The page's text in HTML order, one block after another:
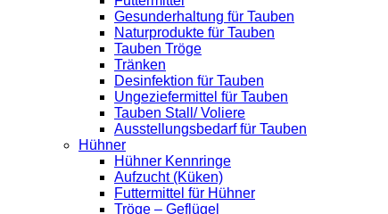
Gesunderhaltung für Tauben
Naturprodukte für Tauben
Tauben Tröge
Tränken
Desinfektion für Tauben
Ungeziefermittel für Tauben
Tauben Stall/ Voliere
Ausstellungsbedarf für Tauben
Hühner
Hühner Kennringe
Aufzucht (Küken)
Futtermittel für Hühner
Tröge – Geflügel